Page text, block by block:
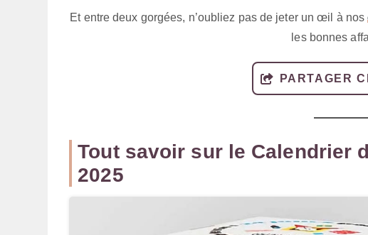
Et entre deux gorgées, n’oubliez pas de jeter un œil à nos
les bonnes
PARTAGER
Tout savoir sur le Calendrier
2025